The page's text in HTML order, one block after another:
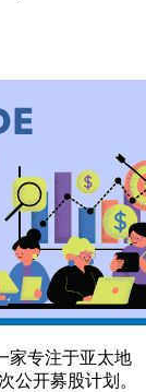
家专注于亚太地
公开募股计划。